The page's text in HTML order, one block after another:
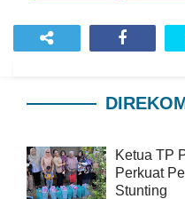
Ketua TP
Perkuat
Stunting